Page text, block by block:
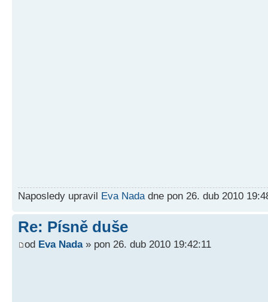
Naposledy upravil Eva Nada dne pon 26. dub 2010
Re: Písně duše
od Eva Nada» pon 26. dub 2010 19:42:11